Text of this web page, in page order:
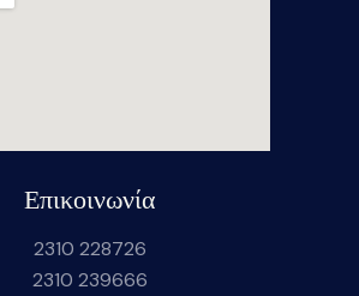
Επικοινωνία
2310 228726
2310 239666